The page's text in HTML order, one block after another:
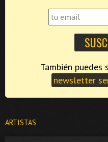
newsletter
ARTISTAS